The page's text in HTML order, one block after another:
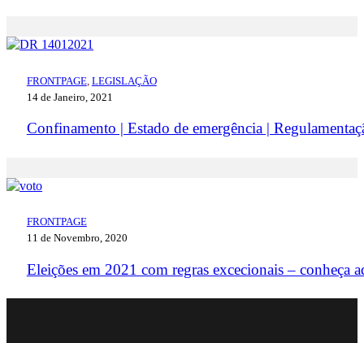
FRONTPAGE, LEGISLAÇÃO
14 de Janeiro, 2021
Confinamento | Estado de emergência |
FRONTPAGE
11 de Novembro, 2020
Eleições em 2021 com regras excecionais – conheça